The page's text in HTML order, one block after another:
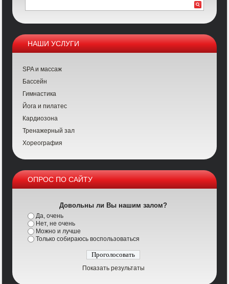
НАШИ УСЛУГИ
SPA и массаж
Бассейн
Гимнастика
Йога и пилатес
Кардиозона
Тренажерный зал
Хореография
ОПРОС ПО САЙТУ
Довольны ли Вы нашим залом?
Да, очень
Нет, не очень
Можно и лучше
Только собираюсь воспользоваться
Показать результаты